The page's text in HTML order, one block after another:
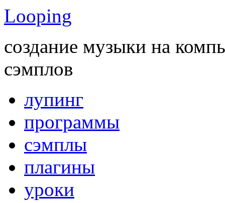
Looping
создание музыки на
сэмплов
лупинг
программы
сэмплы
плагины
уроки